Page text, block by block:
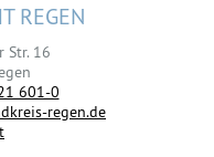
REGEN
Str. 16
601-0
regen.de